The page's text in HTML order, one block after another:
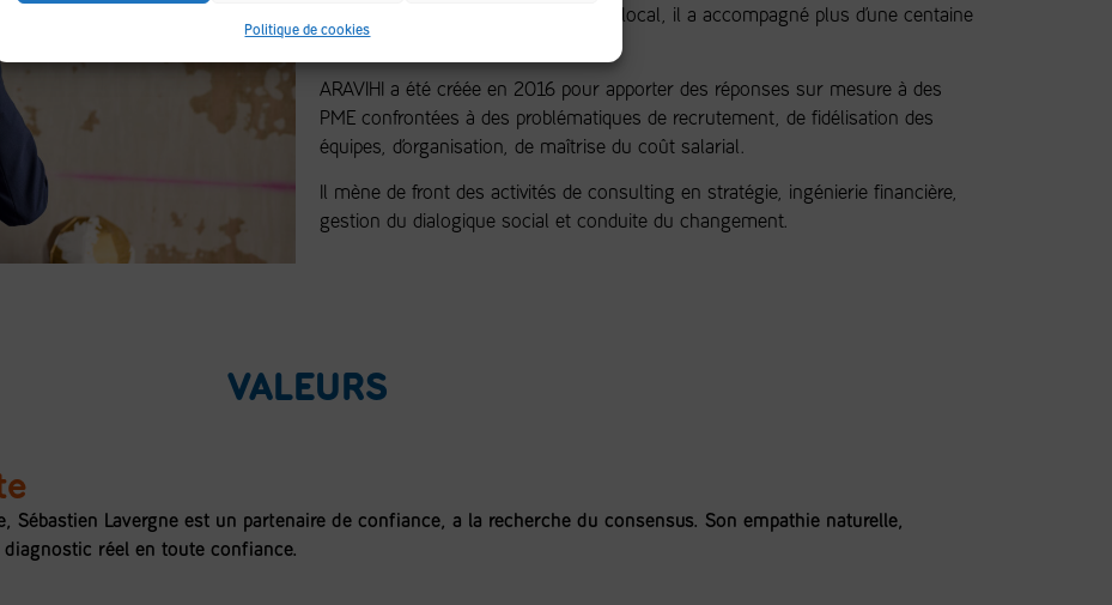
Politique de cookies
relations sociales et développement local, il a accompagné plus d’une centaine
ARAVIHI a été créée en 2016 pour apporter des réponses sur mesure à des
PME confrontées à des problématiques de recrutement, de fidélisation des
équipes, d’organisation, de maîtrise du coût salarial.
Il mène de front des activités de consulting en stratégie, ingénierie financière,
gestion du dialogique social et conduite du changement.
VALEURS
Sébastien Lavergne est un partenaire de confiance, à la recherche du consensus. Son empathie naturelle,
réel en toute confiance.